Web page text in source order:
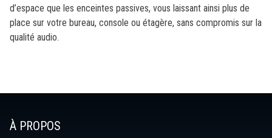
d’espace que les enceintes passives, vous laissant ainsi plus de
place sur votre bureau, console ou étagère, sans compromis sur la
qualité audio.
À PROPOS